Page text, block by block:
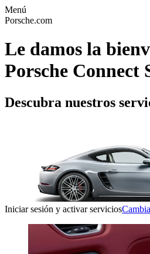
Menú
Porsche.com
Le damos la
Porsche Connect
Descubra nuestros
Iniciar sesión y activar servicios